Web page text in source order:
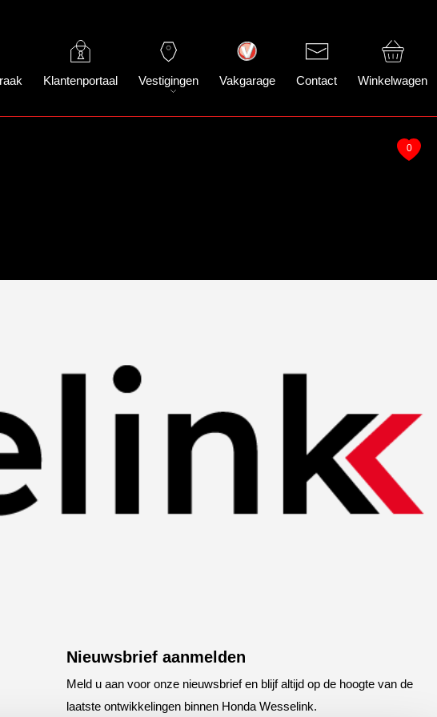
Klantenportaal Vestigingen Vakgarage Contact Winkelwagen
0
Nieuwsbrief aanmelden
Meld u aan voor onze nieuwsbrief en blijf altijd op de hoogte van de
laatste ontwikkelingen binnen Honda Wesselink.